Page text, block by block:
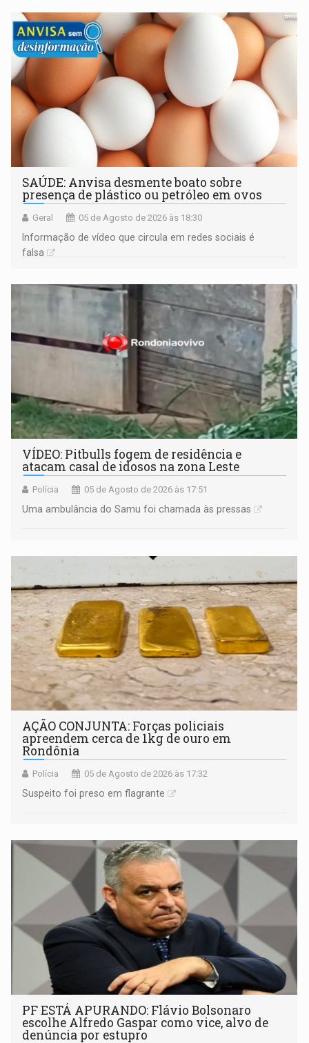
SAÚDE: Anvisa desmente boato sobre
presença de plástico ou petróleo em ovos
Geral 05 de Agosto de 2026 às 18:30
Informação de vídeo que circula em redes sociais é
falsa
VÍDEO: Pitbulls fogem de residência e
atacam casal de idosos na zona Leste
Polícia 05 de Agosto de 2026 às 17:51
Uma ambulância do Samu foi chamada às pressas
AÇÃO CONJUNTA: Forças policiais
apreendem cerca de 1kg de ouro em
Rondônia
Polícia 05 de Agosto de 2026 às 17:32
Suspeito foi preso em flagrante
PF ESTÁ APURANDO: Flávio Bolsonaro
escolhe Alfredo Gaspar como vice, alvo de
denúncia por estupro